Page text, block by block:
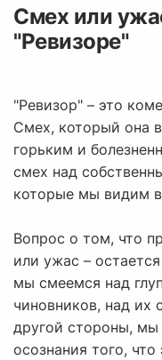
Смех или
"Ревизоре"
"Ревизор" – это
Смех, который она
горьким и
смех над
которые мы видим в
Вопрос о том, что
или ужас –
мы смеемся над
чиновников, над
другой стороны,
осознания того,